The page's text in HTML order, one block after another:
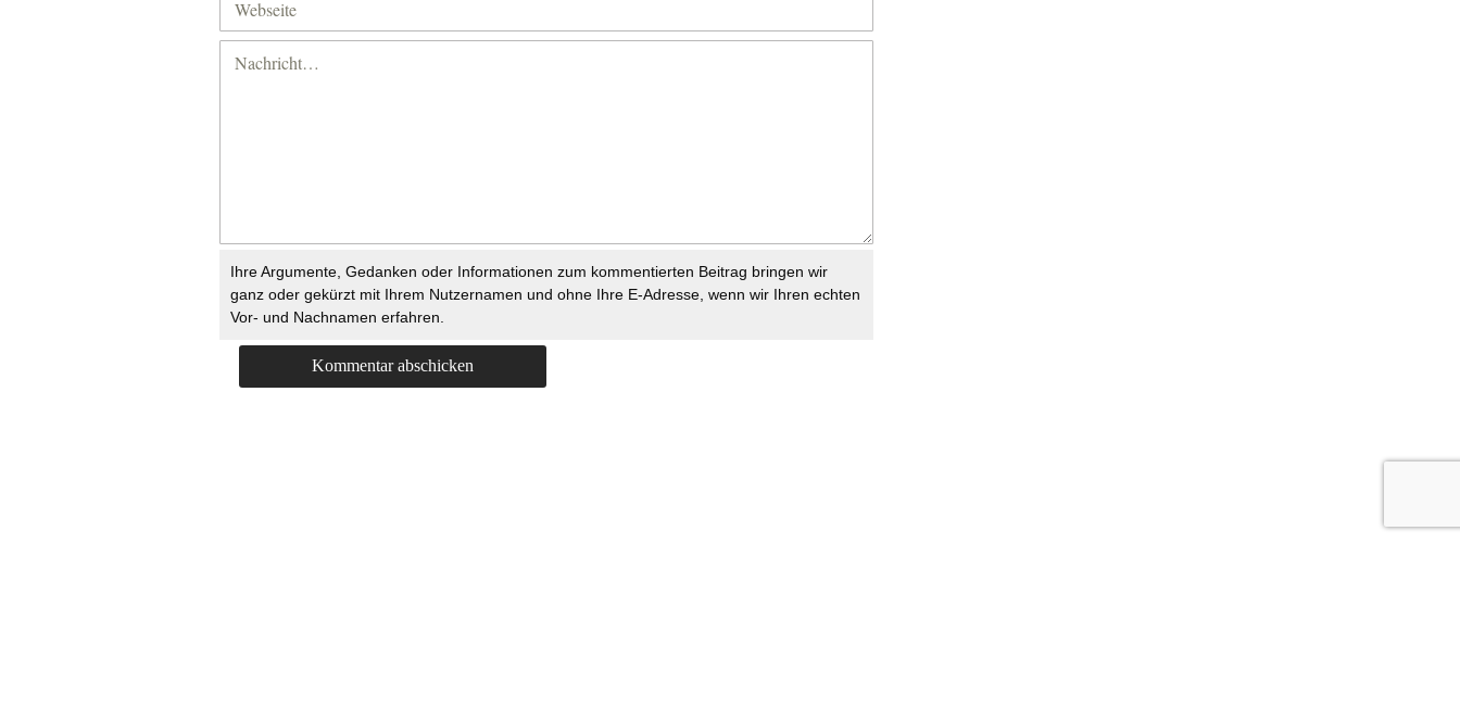
Ihre Argumente, Gedanken oder Informationen zum kommentierten Beitrag bringen wir
ganz oder gekürzt mit Ihrem Nutzernamen und ohne Ihre E-Adresse, wenn wir Ihren echten
Vor- und Nachnamen erfahren.